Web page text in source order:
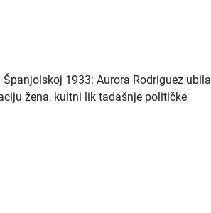
1933: Aurora Rodriguez ubila
žena, kultni lik tadašnje političke